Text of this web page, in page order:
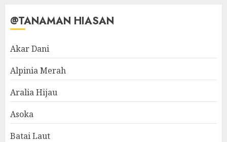
@TANAMAN HIASAN
Akar Dani
Alpinia Merah
Aralia Hijau
Asoka
Batai Laut